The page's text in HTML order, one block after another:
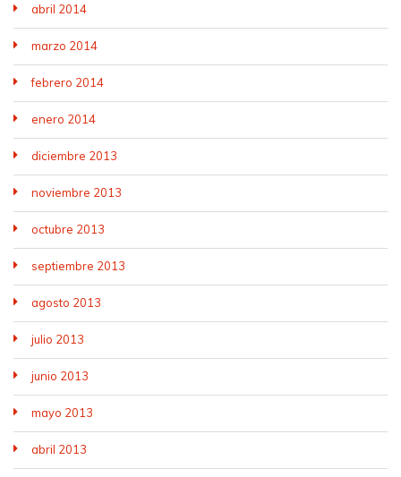
abril 2014
marzo 2014
febrero 2014
enero 2014
diciembre 2013
noviembre 2013
octubre 2013
septiembre 2013
agosto 2013
julio 2013
junio 2013
mayo 2013
abril 2013